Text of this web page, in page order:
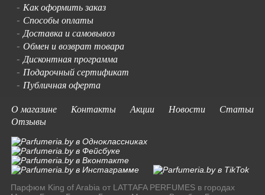
- Как оформить заказ
- Способы оплаты
-Доставка и самовывоз
- Обмен и возврат товара
-Дисконтная программа
- Подарочный сертификат
- Публичная оферта
О магазине
Контакты Акции Новости
Статьи
Отзывы
Парфюм King of Arabia от LATTAFA PERFUMES в городах